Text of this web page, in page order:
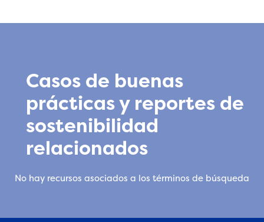
Casos de buenas
prácticas y reportes de
sostenibilidad
relacionados
No hay recursos asociados a los términos de búsqueda